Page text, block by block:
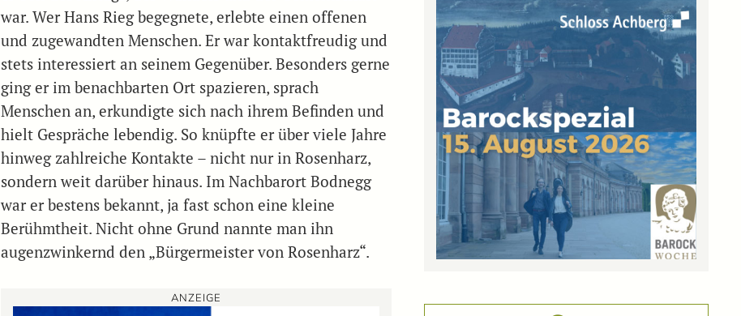
war. Wer Hans Rieg begegnete, erlebte einen offenen
und zugewandten Menschen. Er war kontaktfreudig und
stets interessiert an seinem Gegenüber. Besonders gerne
ging er im benachbarten Ort spazieren, sprach
Menschen an, erkundigte sich nach ihrem Befinden und
hielt Gespräche lebendig. So knüpfte er über viele Jahre
hinweg zahlreiche Kontakte – nicht nur in Rosenharz,
sondern weit darüber hinaus. Im Nachbarort Bodnegg
war er bestens bekannt, ja fast schon eine kleine
Berühmtheit. Nicht ohne Grund nannte man ihn
augenzwinkernd den „Bürgermeister von Rosenharz“.
ANZEIGE